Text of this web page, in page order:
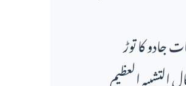
جادو کا توڑ
التشبیہ العظیم